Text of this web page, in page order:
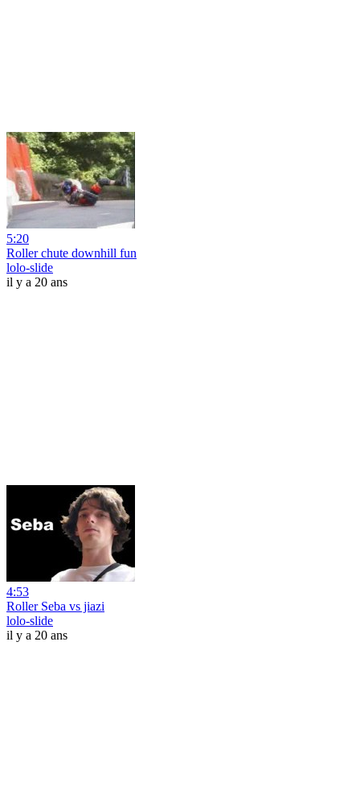
5:20
Roller chute downhill fun
lolo-slide
il y a 20 ans
4:53
Roller Seba vs jiazi
lolo-slide
il y a 20 ans